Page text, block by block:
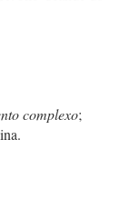
complexo;